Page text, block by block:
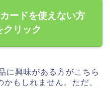
ードを使えない方
クリック
に興味がある方がこちら
もしれません。ただ、